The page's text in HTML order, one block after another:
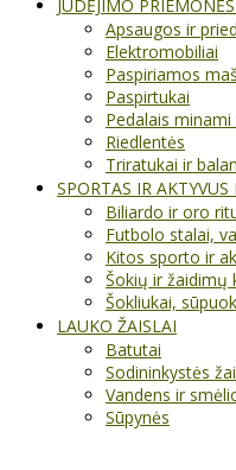
JUDĖJIMO
Apsaugos ir
Elektromobiliai
Paspiriamos
Paspirtukai
Pedalais
Riedlentės
Triratukai ir
SPORTAS IR
Biliardo ir oro
Futbolo stalai,
Kitos sporto ir
Šokių ir žaidimų
Šokliukai,
LAUKO ŽAISLAI
Batutai
Sodininkystės
Vandens ir
Sūpynės